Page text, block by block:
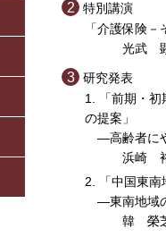
特別講演
「介護保険－
光武 顕 氏
研究発表
「前期・
の提案」
―高齢者に
浜崎 裕
「中国東
―東南地域
韓 榮